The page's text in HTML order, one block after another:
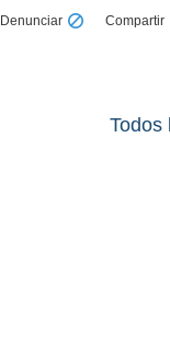
Denunciar Compartir
Todos